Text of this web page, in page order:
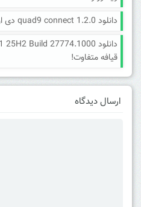
دانلود quad9 connect 1.2.0 دی ان اس کواد ناین برای اندروید
قیافه متفاوت!
ارسال دیدگاه